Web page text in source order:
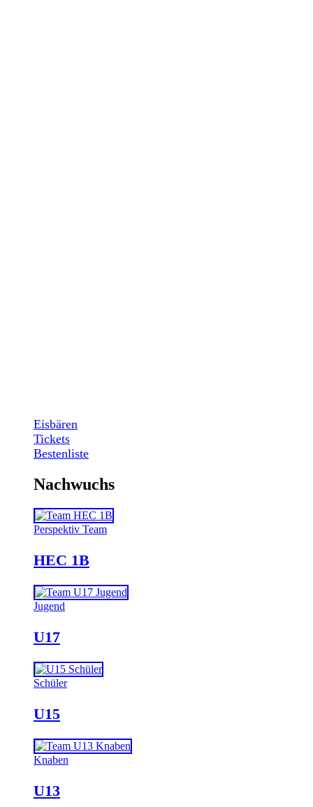
Eisbären
Tickets
Bestenliste
Nachwuchs
Perspektiv Team
HEC 1B
Jugend
U17
Schüler
U15
Knaben
U13